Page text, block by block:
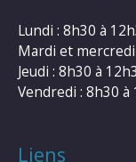
Lundi : 8h30 à
Mardi et
Jeudi : 8h30 à
Vendredi : 8h30 à
Liens